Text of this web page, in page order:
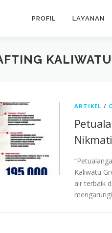
PROFIL LAYANAN
KALIWATU
ARTIKEL /
Kaliwatu
air terbaik